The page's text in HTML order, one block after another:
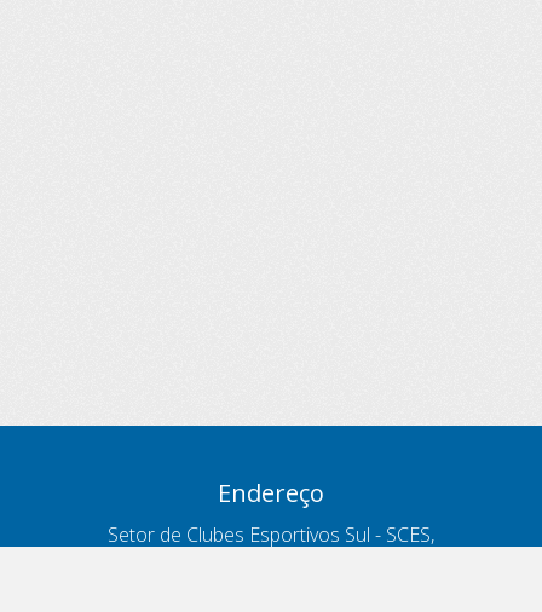
Endereço
Setor de Clubes Esportivos Sul - SCES,